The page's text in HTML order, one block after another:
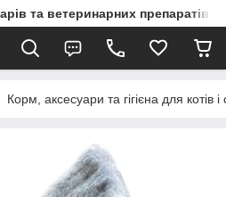
та ветеринарних препаратів
Корм, аксесуари та гігієна для котів і